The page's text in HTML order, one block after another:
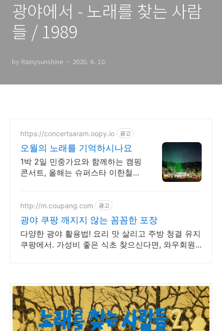
광야에서 - 노래를 찾는 사람
들 / 1989
by Rainysunshine 2020. 6. 10.
https://concertsaram.oopy.io 광고
오월의 노래를 기억하시나요
1박 2일 민중가요와 함께하는 캠핑
콘서트, 올해는 슈퍼스타 이한철이
전하세요!
http://m.coupang.com 광고
광야 쿠팡 깨지지 않는 꼼꼼한 포장
다양한 광야 활용법! 요리 맛 살리고 주방 청결 유지
쿠팡에서. 가성비 좋은 식초 찾으신다면, 와우회원